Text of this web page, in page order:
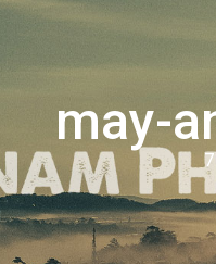
may-